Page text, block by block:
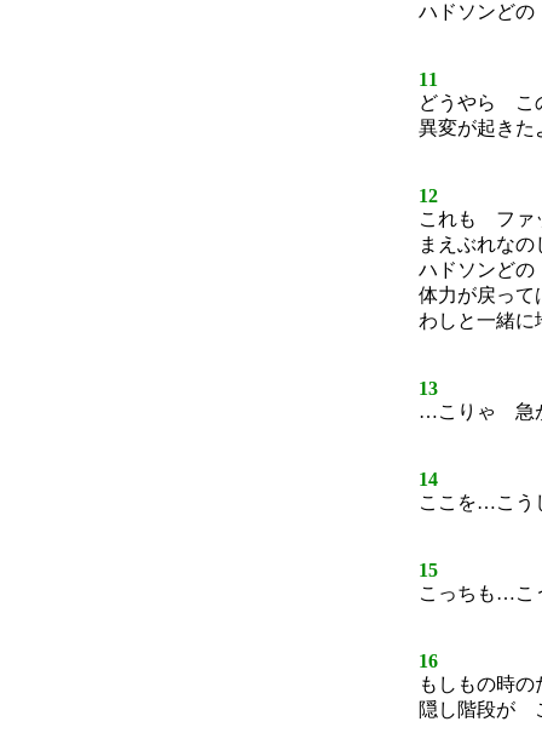
ハドソンど
11
どうやら こ
異変が起き
12
これも ファ
まえぶれな
ハドソンど
体力が戻って
わしと一緒
13
…こりゃ 急
14
ここを…こ
15
こっちも…
16
もしもの時
隠し階段が